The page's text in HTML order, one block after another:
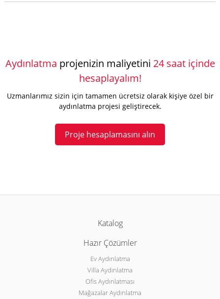
Aydınlatma projenizin maliyetini 24 saat içinde
hesaplayalım!
Uzmanlarımız sizin için tamamen ücretsiz olarak kişiye özel bir
aydınlatma projesi geliştirecek.
Proje hesaplamasını alın
Katalog
Hazır Çözümler
Ev Aydınlatma
Villa Aydınlatma
Ofis Aydınlatması
Mağazalar Aydınlatma